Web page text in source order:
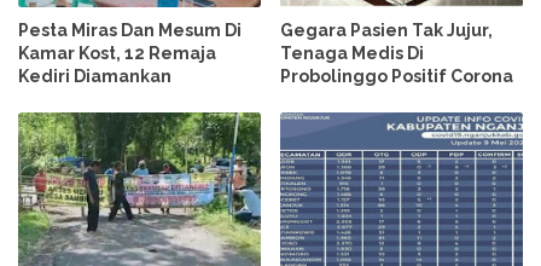
Pesta Miras Dan Mesum Di
Kamar Kost, 12 Remaja
Kediri Diamankan
Gegara Pasien Tak Jujur,
Tenaga Medis Di
Probolinggo Positif Corona